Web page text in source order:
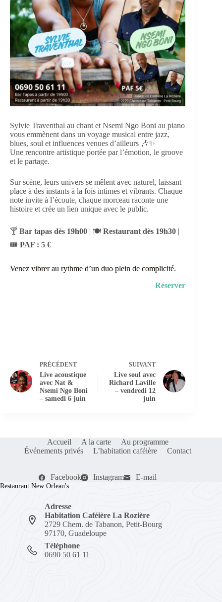
Sylvie Traventhal au chant et Nsemi Ngo Boni au piano
vous emmènent dans un voyage musical entre jazz,
blues, soul et influences venues d’ailleurs 🎶✨
Une rencontre artistique portée par l’émotion, le groove
et le partage.
Sur scène, leurs univers se mêlent avec naturel, laissant
place à des instants à la fois intimes et vibrants. Chaque
note invite à l’écoute, chaque morceau raconte une
histoire et crée un lien unique avec le public.
🍸 Bar tapas dès 19h00 | 🍽️ Restaurant dès 19h30 |
🎟️ PAF : 5 €
Venez vibrer au rythme d’un duo plein de complicité.
Réserver
PRÉCÉDENT
Live acoustique
avec Nat &
Nsemi Ngo Boni
– samedi 6 juin
SUIVANT
Live soul avec
Richard Laville
– vendredi 12
juin
Accueil A la carte
Au programme
Événements privés
L’habitation caféière Contact
Facebook Instagram E-mail
Restaurant New Orlean's
Adresse
Habitation Caféière La Rozière
2729 Chem. de Tabanon, Petit-Bourg
97170, Guadeloupe
Téléphone
0690 50 61 11